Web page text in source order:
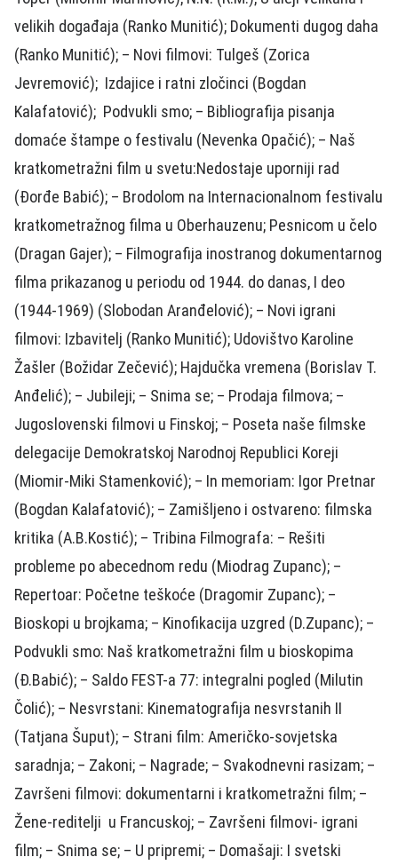
velikih događaja (Ranko Munitić); Dokumenti dugog daha
(Ranko Munitić); – Novi filmovi: Tulgeš (Zorica
Jevremović); Izdajice i ratni zločinci (Bogdan
Kalafatović); Podvukli smo; – Bibliografija pisanja
domaće štampe o festivalu (Nevenka Opačić); – Naš
kratkometražni film u svetu:Nedostaje uporniji rad
(Đorđe Babić); – Brodolom na Internacionalnom festivalu
kratkometražnog filma u Oberhauzenu; Pesnicom u čelo
(Dragan Gajer); – Filmografija inostranog dokumentarnog
filma prikazanog u periodu od 1944. do danas, I deo
(1944-1969) (Slobodan Aranđelović); – Novi igrani
filmovi: Izbavitelj (Ranko Munitić); Udovištvo Karoline
Žašler (Božidar Zečević); Hajdučka vremena (Borislav T.
Anđelić); – Jubileji; – Snima se; – Prodaja filmova; –
Jugoslovenski filmovi u Finskoj; – Poseta naše filmske
delegacije Demokratskoj Narodnoj Republici Koreji
(Miomir-Miki Stamenković); – In memoriam: Igor Pretnar
(Bogdan Kalafatović); – Zamišljeno i ostvareno: filmska
kritika (A.B.Kostić); – Tribina Filmografa: – Rešiti
probleme po abecednom redu (Miodrag Zupanc); –
Repertoar: Početne teškoće (Dragomir Zupanc); –
Bioskopi u brojkama; – Kinofikacija uzgred (D.Zupanc); –
Podvukli smo: Naš kratkometražni film u bioskopima
(Đ.Babić); – Saldo FEST-a 77: integralni pogled (Milutin
Čolić); – Nesvrstani: Kinematografija nesvrstanih II
(Tatjana Šuput); – Strani film: Američko-sovjetska
saradnja; – Zakoni; – Nagrade; – Svakodnevni rasizam; –
Završeni filmovi: dokumentarni i kratkometražni film; –
Žene-reditelji u Francuskoj; – Završeni filmovi- igrani
film; – Snima se; – U pripremi; – Domašaji: I svetski